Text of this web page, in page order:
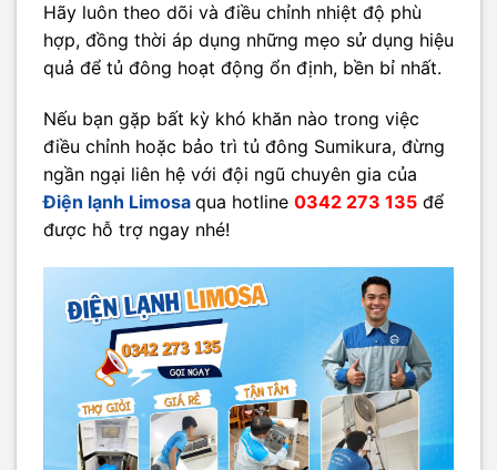
Hãy luôn theo dõi và điều chỉnh nhiệt độ phù
hợp, đồng thời áp dụng những mẹo sử dụng hiệu
quả để tủ đông hoạt động ổn định, bền bỉ nhất.
Nếu bạn gặp bất kỳ khó khăn nào trong việc
điều chỉnh hoặc bảo trì tủ đông Sumikura, đừng
ngần ngại liên hệ với đội ngũ chuyên gia của
Điện lạnh Limosa qua hotline 0342 273 135 để
được hỗ trợ ngay nhé!